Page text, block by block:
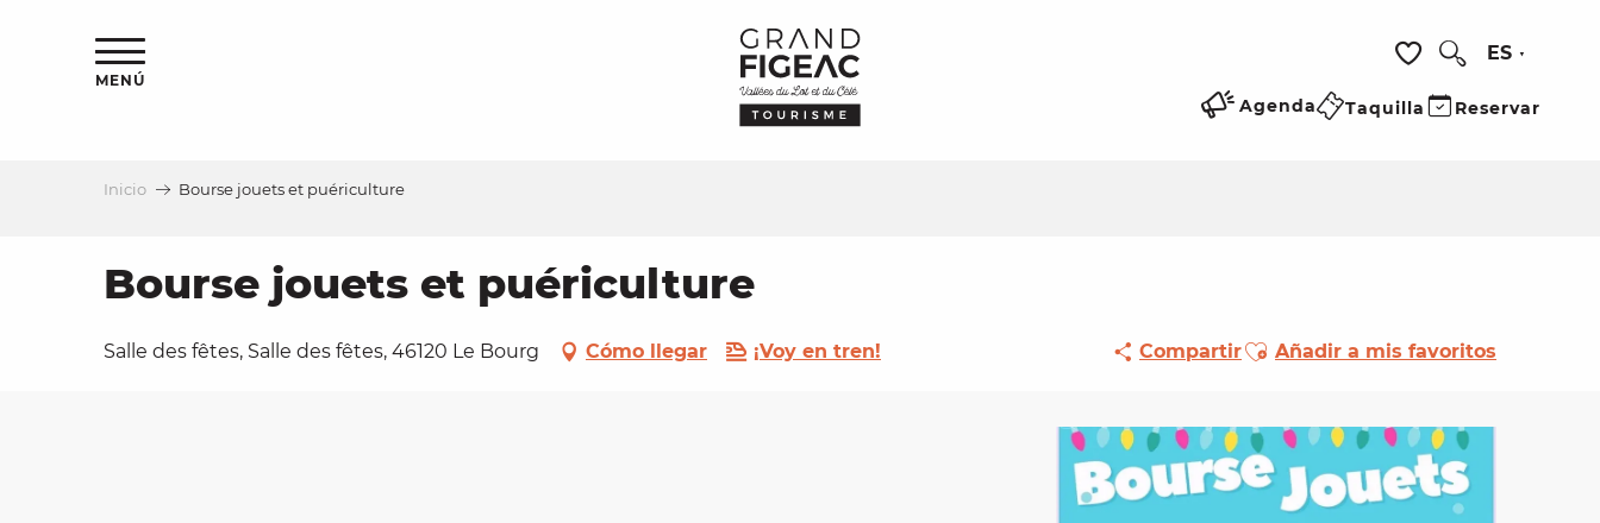
Voir les favoris
ES
MENÚ
Agenda Taquilla Reservar
Inicio Bourse jouets et puériculture
Bourse jouets et puériculture
Salle des fêtes, Salle des fêtes, 46120 Le Bourg Cómo llegar ¡Voy en tren! CompartirAjouter aux favoris
Añadir a mis favoritos